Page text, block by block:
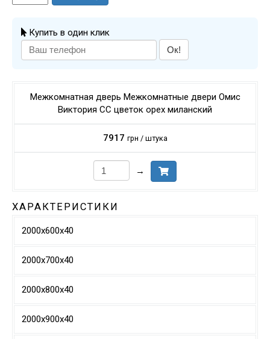
Купить в один клик
Ок!
Межкомнатная дверь Межкомнатные двери Омис
Виктория СС цветок орех миланский
7917 грн / штука
→
ХАРАКТЕРИСТИКИ
2000х600х40
2000х700х40
2000х800х40
2000х900х40